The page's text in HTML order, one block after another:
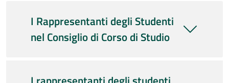
I Rappresentanti degli Studenti
nel Consiglio di Corso di Studio